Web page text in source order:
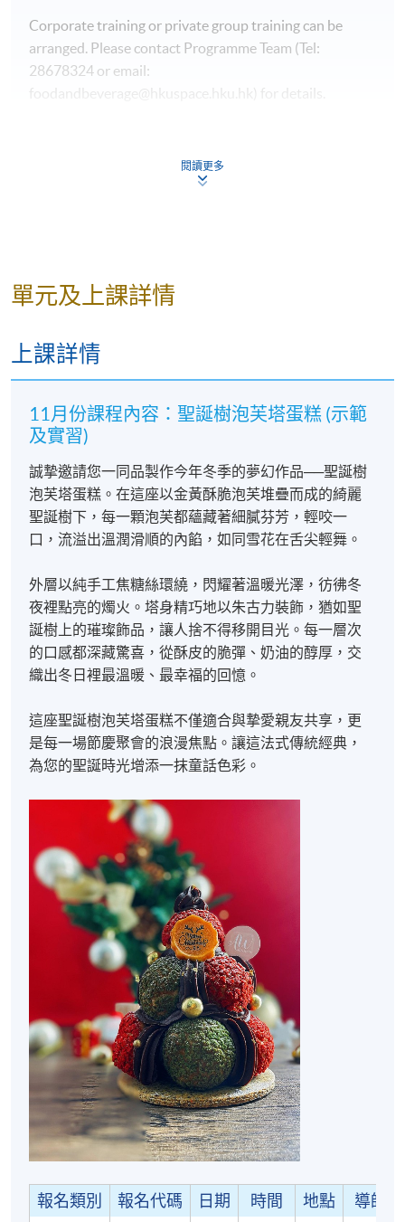
Corporate training or private group training can be
arranged. Please contact Programme Team (Tel:
28678324 or email:
foodandbeverage@hkuspace.hku.hk) for details.
報名代碼
2355-1489NW
現時接受報名
港島南分校
F&B Education Hub @ 薄扶林
閱讀更多
單元及上課詳情
上課詳情
11月份課程內容：聖誕樹泡芙塔蛋糕 (示範
及實習)
誠摯邀請您一同品製作今年冬季的夢幻作品──聖誕樹
泡芙塔蛋糕。在這座以金黃酥脆泡芙堆疊而成的綺麗
聖誕樹下，每一顆泡芙都蘊藏著細膩芬芳，輕咬一
口，流溢出溫潤滑順的內餡，如同雪花在舌尖輕舞。
外層以純手工焦糖絲環繞，閃耀著溫暖光澤，彷彿冬
夜裡點亮的燭火。塔身精巧地以朱古力裝飾，猶如聖
誕樹上的璀璨飾品，讓人捨不得移開目光。每一層次
的口感都深藏驚喜，從酥皮的脆彈、奶油的醇厚，交
織出冬日裡最溫暖、最幸福的回憶。
這座聖誕樹泡芙塔蛋糕不僅適合與摯愛親友共享，更
是每一場節慶聚會的浪漫焦點。讓這法式傳統經典，
為您的聖誕時光增添一抹童話色彩。
報名類別 報名代碼 日期 時間 地點 導師